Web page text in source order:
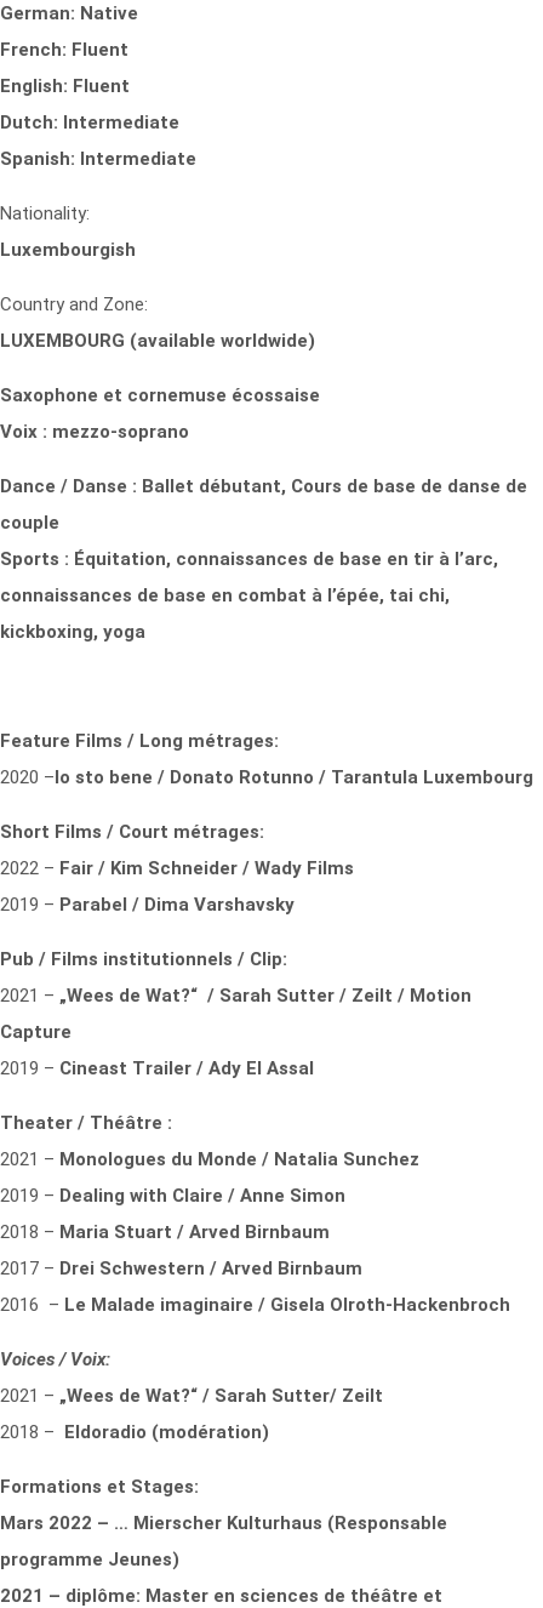
German: Native
French: Fluent
English: Fluent
Dutch: Intermediate
Spanish: Intermediate
Nationality:
Luxembourgish
Country and Zone:
LUXEMBOURG (available worldwide)
Saxophone et cornemuse écossaise
Voix : mezzo-soprano
Dance / Danse : Ballet débutant, Cours de base de danse de
couple
Sports : Équitation, connaissances de base en tir à l’arc,
connaissances de base en combat à l’épée, tai chi,
kickboxing, yoga
Feature Films / Long métrages:
2020 –Io sto bene / Donato Rotunno / Tarantula Luxembourg
Short Films / Court métrages:
2022 – Fair / Kim Schneider / Wady Films
2019 – Parabel / Dima Varshavsky
Pub / Films institutionnels / Clip:
2021 – „Wees de Wat?“ / Sarah Sutter / Zeilt / Motion
Capture
2019 – Cineast Trailer / Ady El Assal
Theater / Théâtre :
2021 – Monologues du Monde / Natalia Sunchez
2019 – Dealing with Claire / Anne Simon
2018 – Maria Stuart / Arved Birnbaum
2017 – Drei Schwestern / Arved Birnbaum
2016 – Le Malade imaginaire / Gisela Olroth-Hackenbroch
Voices / Voix:
2021 – „Wees de Wat?“ / Sarah Sutter/ Zeilt
2018 – Eldoradio (modération)
Formations et Stages:
Mars 2022 – … Mierscher Kulturhaus (Responsable
programme Jeunes)
2021 – diplôme: Master en sciences de théâtre et